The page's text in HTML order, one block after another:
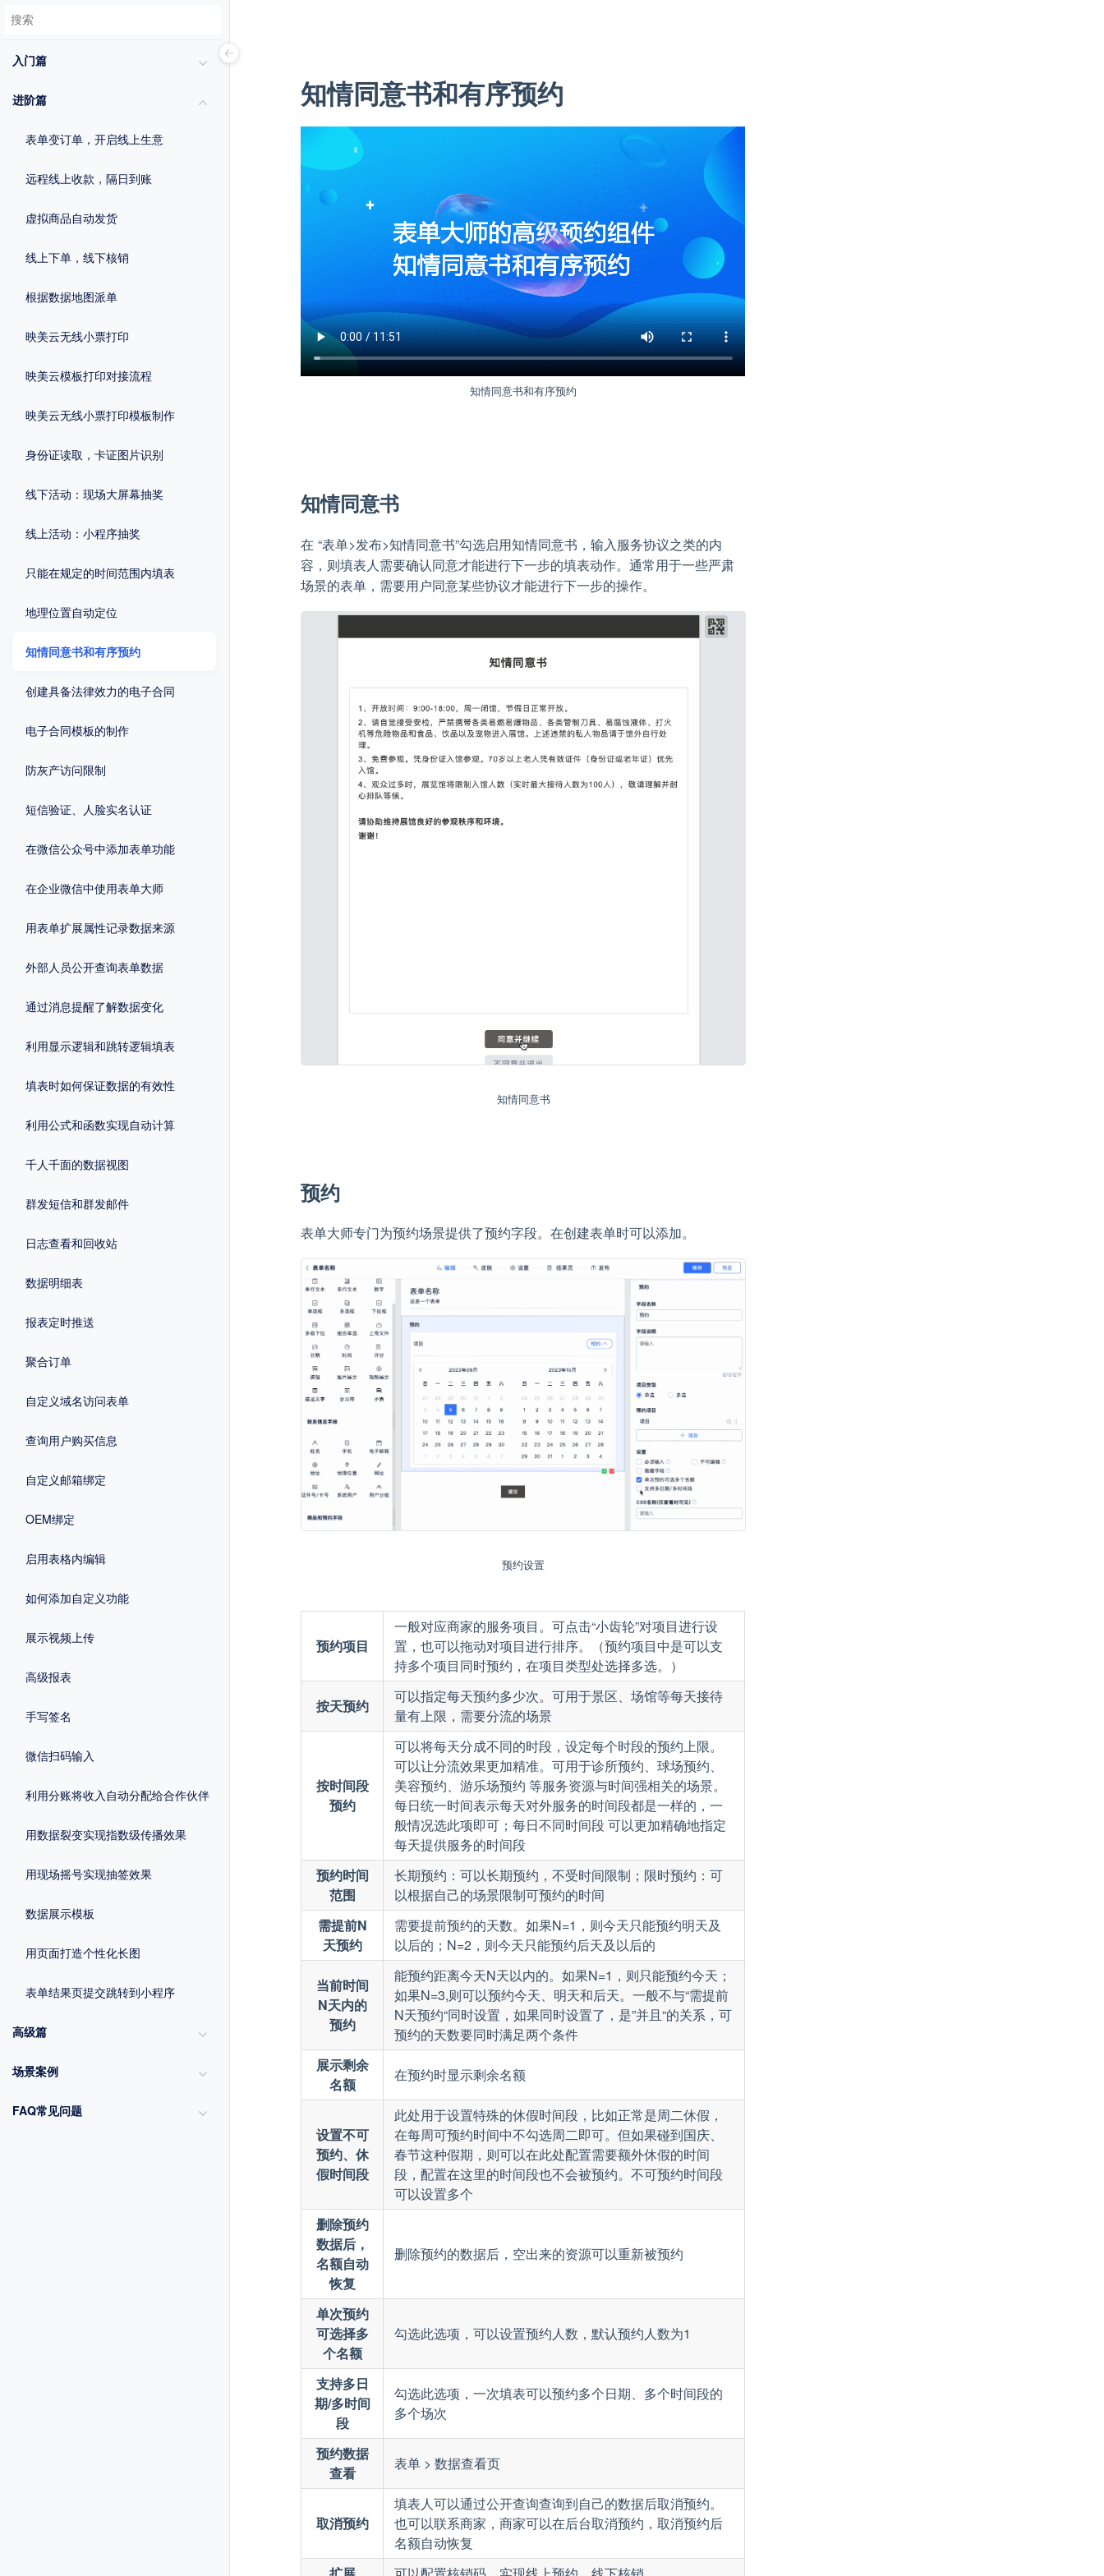
入门篇
进阶篇
表单变订单，开启线上生意
远程线上收款，隔日到账
虚拟商品自动发货
线上下单，线下核销
根据数据地图派单
映美云无线小票打印
映美云模板打印对接流程
映美云无线小票打印模板制作
身份证读取，卡证图片识别
线下活动：现场大屏幕抽奖
线上活动：小程序抽奖
只能在规定的时间范围内填表
地理位置自动定位
知情同意书和有序预约
创建具备法律效力的电子合同
电子合同模板的制作
防灰产访问限制
短信验证、人脸实名认证
在微信公众号中添加表单功能
在企业微信中使用表单大师
用表单扩展属性记录数据来源
外部人员公开查询表单数据
通过消息提醒了解数据变化
利用显示逻辑和跳转逻辑填表
填表时如何保证数据的有效性
利用公式和函数实现自动计算
千人千面的数据视图
群发短信和群发邮件
日志查看和回收站
数据明细表
报表定时推送
聚合订单
自定义域名访问表单
查询用户购买信息
自定义邮箱绑定
OEM绑定
启用表格内编辑
如何添加自定义功能
展示视频上传
高级报表
手写签名
微信扫码输入
利用分账将收入自动分配给合作伙伴
用数据裂变实现指数级传播效果
用现场摇号实现抽签效果
数据展示模板
用页面打造个性化长图
表单结果页提交跳转到小程序
高级篇
场景案例
FAQ常见问题
知情同意书和有序预约
知情同意书和有序预约
知情同意书
在 “表单>发布>知情同意书”勾选启用知情同意书，输入服务协议之类的内
容，则填表人需要确认同意才能进行下一步的填表动作。通常用于一些严肃
场景的表单，需要用户同意某些协议才能进行下一步的操作。
知情同意书
预约
表单大师专门为预约场景提供了预约字段。在创建表单时可以添加。
预约设置
预约项目
一般对应商家的服务项目。可点击“小齿轮”对项目进行设
置，也可以拖动对项目进行排序。（预约项目中是可以支
持多个项目同时预约，在项目类型处选择多选。）
按天预约
可以指定每天预约多少次。可用于景区、场馆等每天接待
量有上限，需要分流的场景
按时间段
预约
可以将每天分成不同的时段，设定每个时段的预约上限。
可以让分流效果更加精准。可用于诊所预约、球场预约、
美容预约、游乐场预约 等服务资源与时间强相关的场景。
每日统一时间表示每天对外服务的时间段都是一样的，一
般情况选此项即可；每日不同时间段 可以更加精确地指定
每天提供服务的时间段
预约时间
范围
长期预约：可以长期预约，不受时间限制；限时预约：可
以根据自己的场景限制可预约的时间
需提前N
天预约
需要提前预约的天数。如果N=1，则今天只能预约明天及
以后的；N=2，则今天只能预约后天及以后的
当前时间
N天内的
预约
能预约距离今天N天以内的。如果N=1，则只能预约今天；
如果N=3,则可以预约今天、明天和后天。一般不与“需提前
N天预约“同时设置，如果同时设置了，是”并且“的关系，可
预约的天数要同时满足两个条件
展示剩余
名额
在预约时显示剩余名额
设置不可
预约、休
假时间段
此处用于设置特殊的休假时间段，比如正常是周二休假，
在每周可预约时间中不勾选周二即可。但如果碰到国庆、
春节这种假期，则可以在此处配置需要额外休假的时间
段，配置在这里的时间段也不会被预约。不可预约时间段
可以设置多个
删除预约
数据后，
名额自动
恢复
删除预约的数据后，空出来的资源可以重新被预约
单次预约
可选择多
个名额
勾选此选项，可以设置预约人数，默认预约人数为1
支持多日
期/多时间
段
勾选此选项，一次填表可以预约多个日期、多个时间段的
多个场次
预约数据
查看
表单 > 数据查看页
取消预约
填表人可以通过公开查询查询到自己的数据后取消预约。
也可以联系商家，商家可以在后台取消预约，取消预约后
名额自动恢复